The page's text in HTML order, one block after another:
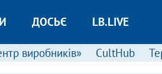
ДОСЬЄ LB.LIVE
виробників» CultHub